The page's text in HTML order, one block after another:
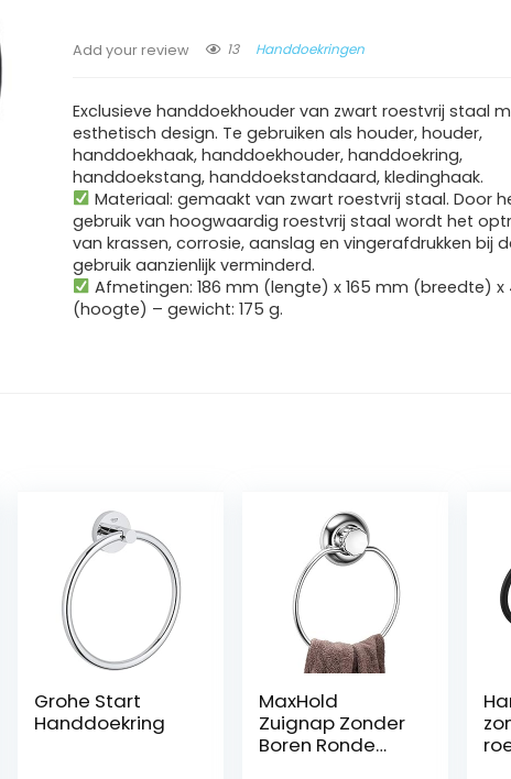
Add your review 13 Handdoekringen
Exclusieve handdoekhouder van zwart roestvrij staal
esthetisch design. Te gebruiken als houder, houder,
handdoekhaak, handdoekhouder, handdoekring,
handdoekstang, handdoekstandaard, kledinghaak.
Materiaal: gemaakt van zwart roestvrij staal. Door
gebruik van hoogwaardig roestvrij staal wordt het
van krassen, corrosie, aanslag en vingerafdrukken bij
gebruik aanzienlijk verminderd.
Afmetingen: 186 mm (lengte) x 165 mm (breedte)
(hoogte) – gewicht: 175 g.
Grohe Start
Handdoekring
MaxHold
Zuignap Zonder
Boren Ronde